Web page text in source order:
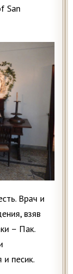
San
Врач и
взяв
– Пак.
и песик.